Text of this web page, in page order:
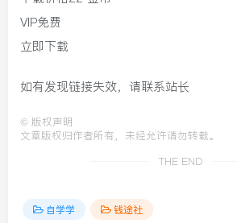
VIP免费
立即下载
如有发现链接失效，请联系站长
© 版权声明
文章版权归作者所有，未经允许请勿转载。
THE END
自学学 钱途社